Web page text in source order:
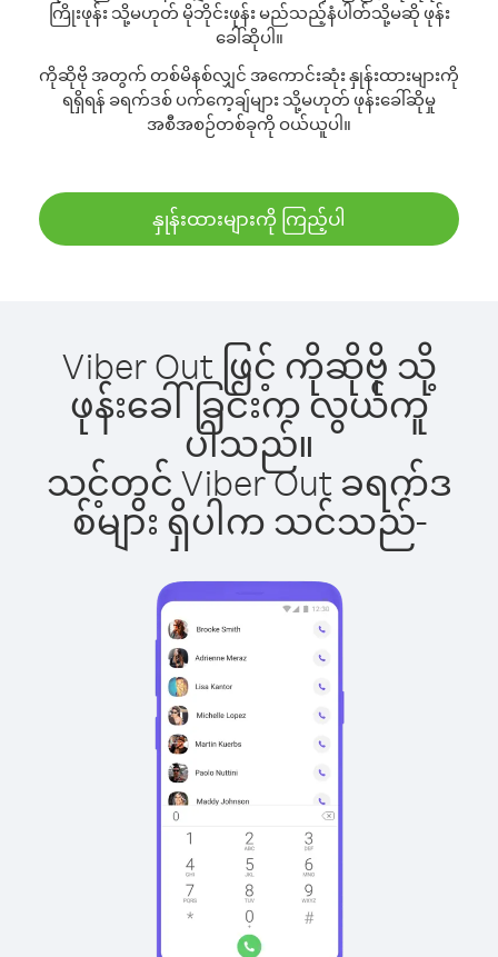
ကြိုးဖုန်း သို့မဟုတ် မိုဘိုင်းဖုန်း မည်သည့်နံပါတ်သို့မဆို ဖုန်း
ခေါ်ဆိုပါ။
ကိုဆိုဗို အတွက် တစ်မိနစ်လျှင် အကောင်းဆုံး နှုန်းထားများကို
ရရှိရန် ခရက်ဒစ် ပက်ကေ့ချ်များ သို့မဟုတ် ဖုန်းခေါ်ဆိုမှု
အစီအစဉ်တစ်ခုကို ဝယ်ယူပါ။
နှုန်းထားများကို ကြည့်ပါ
Viber Out ဖြင့် ကိုဆိုဗို သို့
ဖုန်းခေါ်ခြင်းက လွယ်ကူ
ပါသည်။
သင့်တွင် Viber Out ခရက်ဒ
စ်များ ရှိပါက သင်သည်-